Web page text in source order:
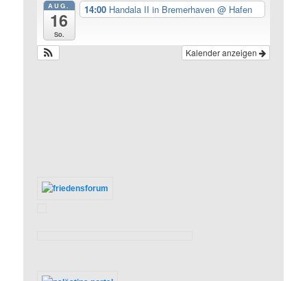
AUG.
16
So.
14:00 Handala II in Bremerhaven @ Hafen
Kalender anzeigen